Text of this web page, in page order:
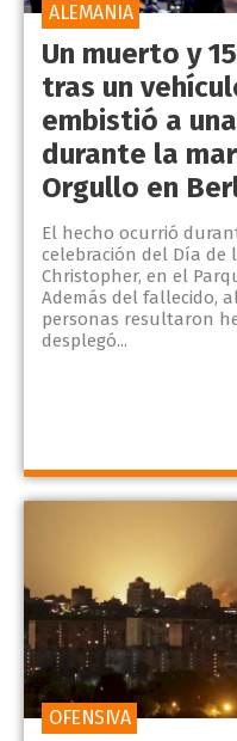
Un muerto y
tras un
embistió a
durante la
Orgullo en
El hecho ocurrió
celebración del Día de
Christopher, en el
Además del fallecido,
personas resultaron
desplegó...
ALEMANIA
OFENSIVA